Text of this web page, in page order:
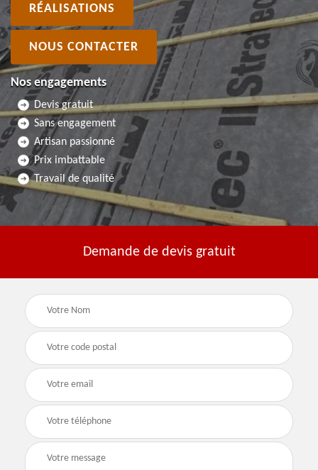
RÉALISATIONS
NOUS CONTACTER
Nos engagements
Devis gratuit
Sans engagement
Artisan passionné
Prix imbattable
Travail de qualité
Demande de devis gratuit